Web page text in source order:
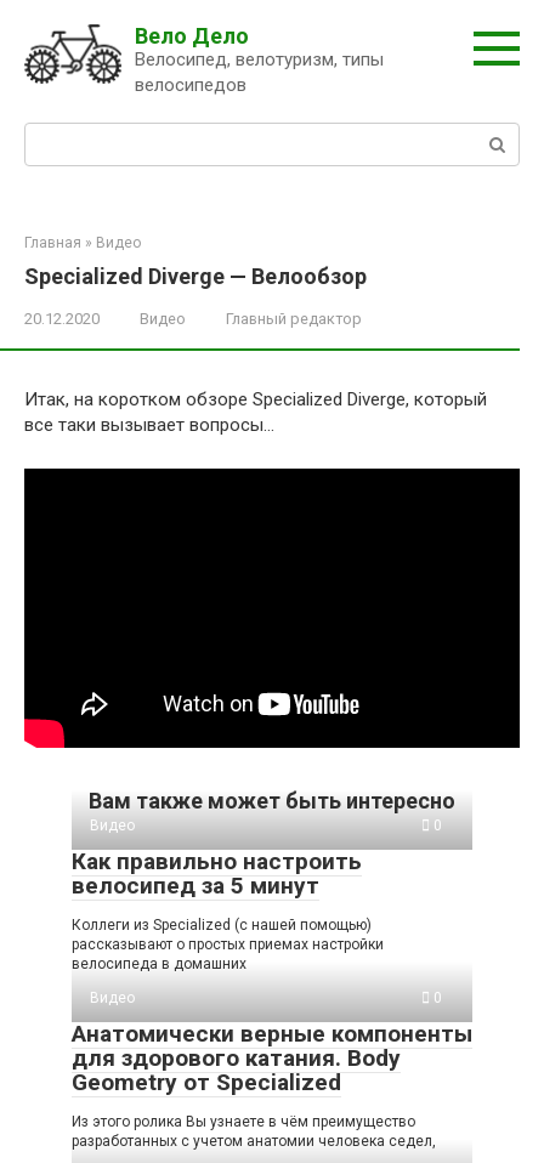
контенту
Вело Дело
Велосипед, велотуризм, типы
велосипедов
Главная » Видео
Specialized Diverge — Велообзор
20.12.2020 Видео Главный редактор
Итак, на коротком обзоре Specialized Diverge, который
все таки вызывает вопросы…
Вам также может быть интересно
Видео 0
Как правильно настроить
велосипед за 5 минут
Коллеги из Specialized (с нашей помощью)
рассказывают о простых приемах настройки
велосипеда в домашних
Видео
0
Анатомически верные компоненты
для здорового катания. Body
Geometry от Specialized
Из этого ролика Вы узнаете в чём преимущество
разработанных с учетом анатомии человека седел,